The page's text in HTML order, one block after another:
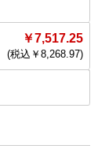
￥7,517.25
(税込￥ 8,268.97)